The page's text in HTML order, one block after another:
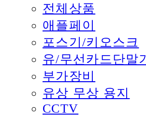
전체상품
애플페이
포스기/키오스크
유/무선카드단말기
부가장비
유상 무상 용지
CCTV